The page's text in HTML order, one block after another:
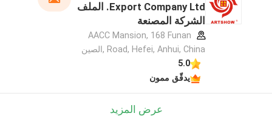
Export Company Ltd. الملف
الشركة المصنعة
AACC Mansion, 168 Funan
Road, Hefei, Anhui, China ,الصين
5.0
يدقّق ممون
عرض المزيد